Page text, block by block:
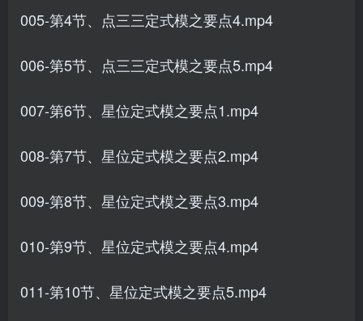
005-第4节、点三三定式模之要点4.mp4
006-第5节、点三三定式模之要点5.mp4
007-第6节、星位定式模之要点1.mp4
008-第7节、星位定式模之要点2.mp4
009-第8节、星位定式模之要点3.mp4
010-第9节、星位定式模之要点4.mp4
011-第10节、星位定式模之要点5.mp4